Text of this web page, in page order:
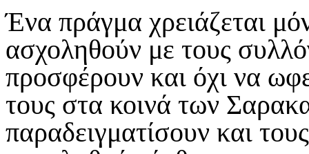
Ένα πράγμα χρειάζεται
ασχοληθούν με τους
προσφέρουν και όχι να
τους στα κοινά των
παραδειγματίσουν και